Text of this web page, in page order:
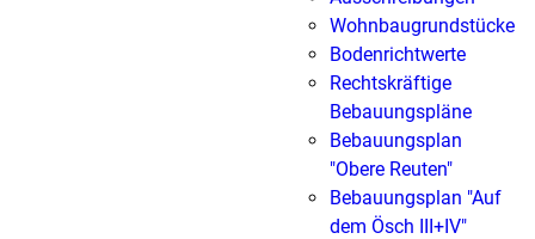
Wohnbaugrundstücke
Bodenrichtwerte
Rechtskräftige
Bebauungspläne
Bebauungsplan
"Obere Reuten"
Bebauungsplan "Auf
dem Ösch III+IV"